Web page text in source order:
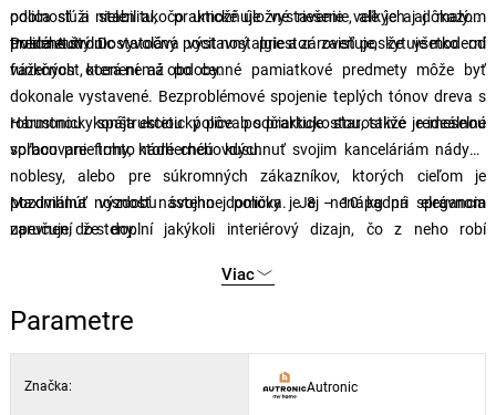
polica slúži nielen ako praktické úložné riešenie, ale je aj dôkazom
trvalého štýlu.
odolnosť a stabilitu, čo umožňuje vystavenie veľkých aj malých
predmetov. Dostatočný výstavný priestor zaisťuje, že všetko od
vážených ocenení až po cenné pamiatkové predmety môže byť
dokonale vystavené. Bezproblémové spojenie teplých tónov dreva s
robustnou konštrukciou police podčiarkuje starostlivé remeselné
spracovanie tohto nádherného kusu.
Polica Autronic vyvoláva pocit nostalgie a zároveň poskytuje moderní
funkčnost, která nemá obdoby.
Harmonicky spája estetický pôvab s praktickosťou, takže je ideálnou
voľbou pre firmy, ktoré chcú vdýchnuť svojim kanceláriám nádych
noblesy, alebo pre súkromných zákazníkov, ktorých cieľom je
pozdvihnúť výzdobu svojho domova. Jej nenápadná elegancia
zaručuje, že doplní jakýkoli interiérový dizajn, čo z neho robí
Maximálna nosnosť nástennej poličky je 8 – 10 kg pri správnom
upevnení do steny.
Viac
Parametre
Značka: Autronic